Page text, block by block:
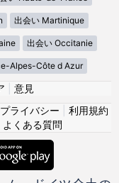
出会い Martinique
出会い Occitanie
Alpes-Côte d Azur
意見
プライバシー
利用規約
よくある質問